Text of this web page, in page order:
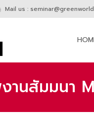
Mail us :
านสัมมนา